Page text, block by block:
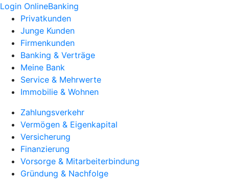
Login OnlineBanking
Privatkunden
Junge Kunden
Firmenkunden
Banking & Verträge
Meine Bank
Service & Mehrwerte
Immobilie & Wohnen
Zahlungsverkehr
Vermögen & Eigenkapital
Versicherung
Finanzierung
Vorsorge & Mitarbeiterbindung
Gründung & Nachfolge